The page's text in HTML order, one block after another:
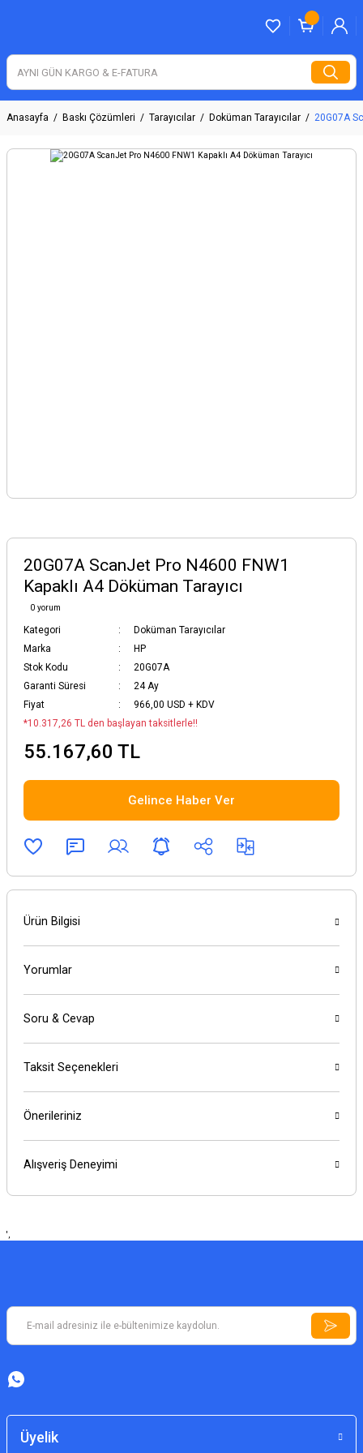
Anasayfa Baskı Çözümleri Tarayıcılar Doküman Tarayıcılar 20G07A
20G07A ScanJet Pro N4600 FNW1
Kapaklı A4 Döküman Tarayıcı
0 yorum
Kategori
Doküman Tarayıcılar
Marka
HP
Stok Kodu
20G07A
Garanti Süresi
24 Ay
Fiyat
966,00 USD + KDV
*10.317,26 TL den başlayan taksitlerle!!
55.167,60 TL
Gelince Haber Ver
Ürün Bilgisi
Yorumlar
Soru & Cevap
Taksit Seçenekleri
Önerileriniz
Alışveriş Deneyimi
',
Üyelik